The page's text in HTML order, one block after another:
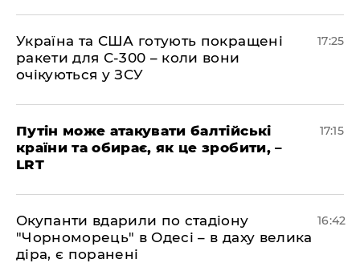
​Україна та США готують покращені
ракети для С-300 – коли вони
очікуються у ЗСУ
17:25
​Путін може атакувати балтійські
країни та обирає, як це зробити, –
LRT
17:15
​Окупанти вдарили по стадіону
"Чорноморець" в Одесі – в даху велика
діра, є поранені
16:42